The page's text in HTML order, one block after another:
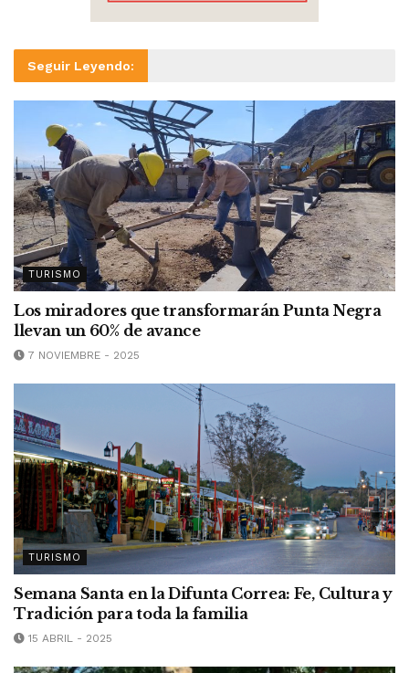
Seguir Leyendo:
TURISMO
Los miradores que transformarán Punta Negra
llevan un 60% de avance
7 NOVIEMBRE - 2025
TURISMO
Semana Santa en la Difunta Correa: Fe, Cultura y
Tradición para toda la familia
15 ABRIL - 2025